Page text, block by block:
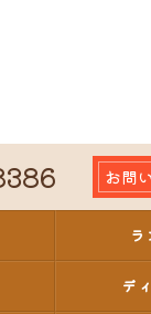
お問
デ